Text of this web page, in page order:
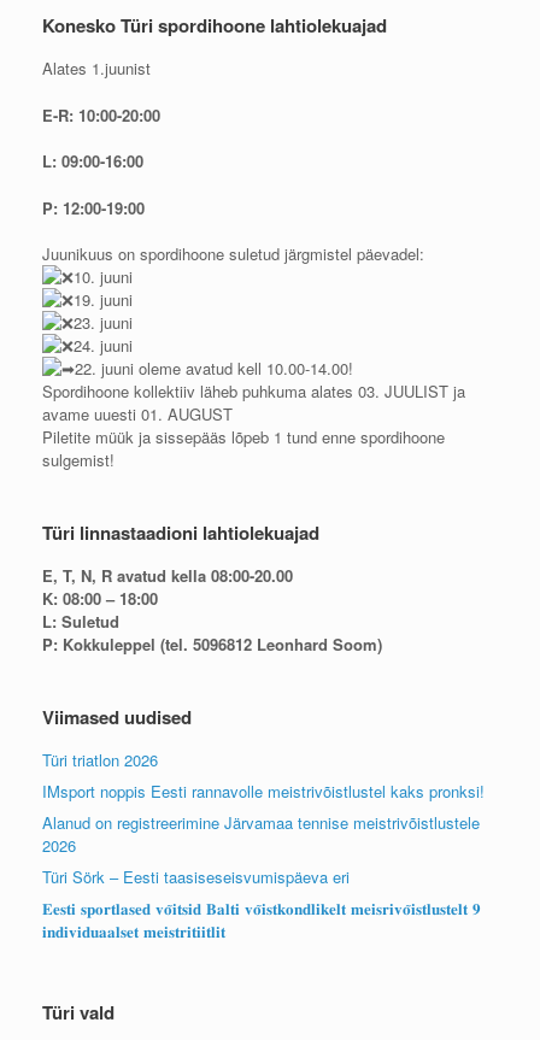
Konesko Türi spordihoone lahtiolekuajad
Alates 1.juunist
E-R: 10:00-20:00
L: 09:00-16:00
P: 12:00-19:00
Juunikuus on spordihoone suletud järgmistel päevadel:
10. juuni
19. juuni
23. juuni
24. juuni
22. juuni oleme avatud kell 10.00-14.00!
Spordihoone kollektiiv läheb puhkuma alates 03. JUULIST ja
avame uuesti 01. AUGUST
Piletite müük ja sissepääs lõpeb 1 tund enne spordihoone
sulgemist!
Türi linnastaadioni lahtiolekuajad
E, T, N, R avatud kella 08:00-20.00
K: 08:00 – 18:00
L: Suletud
P: Kokkuleppel (tel. 5096812 Leonhard Soom)
Viimased uudised
Türi triatlon 2026
IMsport noppis Eesti rannavolle meistrivõistlustel kaks pronksi!
Alanud on registreerimine Järvamaa tennise meistrivõistlustele
2026
Türi Sörk – Eesti taasiseseisvumispäeva eri
𝐄𝐞𝐬𝐭𝐢 𝐬𝐩𝐨𝐫𝐭𝐥𝐚𝐬𝐞𝐝 𝐯𝐨̃𝐢𝐭𝐬𝐢𝐝 𝐁𝐚𝐥𝐭𝐢 𝐯𝐨̃𝐢𝐬𝐭𝐤𝐨𝐧𝐝𝐥𝐢𝐤𝐞𝐥𝐭 𝐦𝐞𝐢𝐬𝐫𝐢𝐯𝐨̃𝐢𝐬𝐭𝐥𝐮𝐬𝐭𝐞𝐥𝐭 𝟗
𝐢𝐧𝐝𝐢𝐯𝐢𝐝𝐮𝐚𝐚𝐥𝐬𝐞𝐭 𝐦𝐞𝐢𝐬𝐭𝐫𝐢𝐭𝐢𝐢𝐭𝐥𝐢𝐭
Türi vald